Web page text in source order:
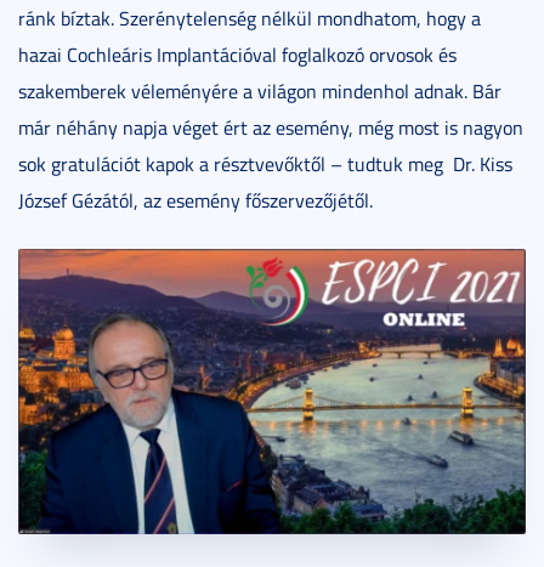
ránk bíztak. Szerénytelenség nélkül mondhatom, hogy a
hazai Cochleáris Implantációval foglalkozó orvosok és
szakemberek véleményére a világon mindenhol adnak. Bár
már néhány napja véget ért az esemény, még most is nagyon
sok gratulációt kapok a résztvevőktől – tudtuk meg Dr. Kiss
József Gézától, az esemény főszervezőjétől.